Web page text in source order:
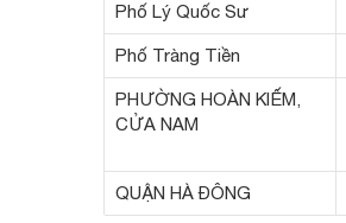
Phố Lý Quốc Sư
Phố Tràng Tiền
PHƯỜNG HOÀN KIẾM,
CỬA NAM
QUẬN HÀ ĐÔNG